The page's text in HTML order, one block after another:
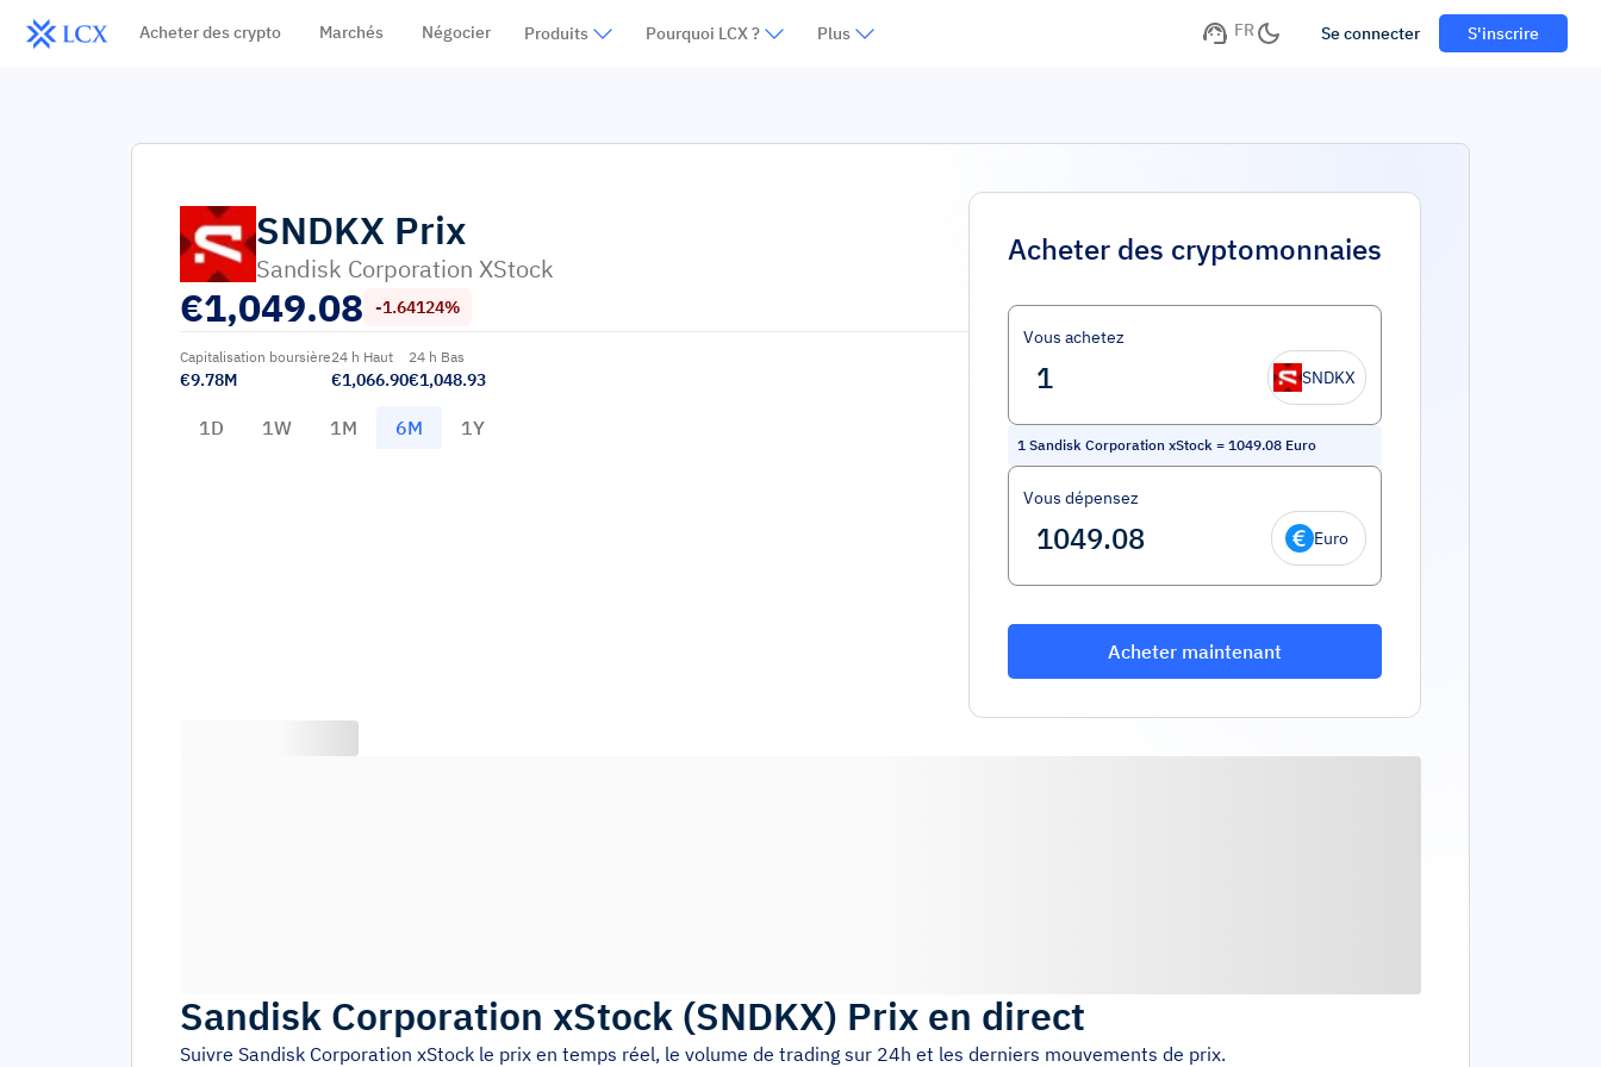
Acheter des crypto Marchés Négocier Produits Pourquoi LCX ? Plus FR Se connecter S'inscrire
SNDKX Prix
Sandisk Corporation XStock
€1,049.08 -1.64124%
Capitalisation boursière
€9.78M
24 h Haut
€1,066.90
24 h Bas
€1,048.93
1D 1W 1M 6M 1Y
Acheter des cryptomonnaies
Vous achetez
SNDKX
1 Sandisk Corporation xStock = 1049.08 Euro
Vous dépensez
Euro
Acheter maintenant
Sandisk Corporation xStock (SNDKX) Prix en direct
Suivre Sandisk Corporation xStock le prix en temps réel, le volume de trading sur 24h et les derniers mouvements de prix.